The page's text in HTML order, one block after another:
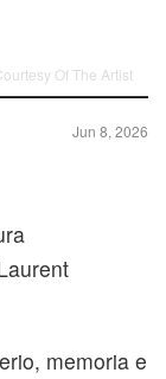
Of The Artist
Jun 8, 2026
memoria e